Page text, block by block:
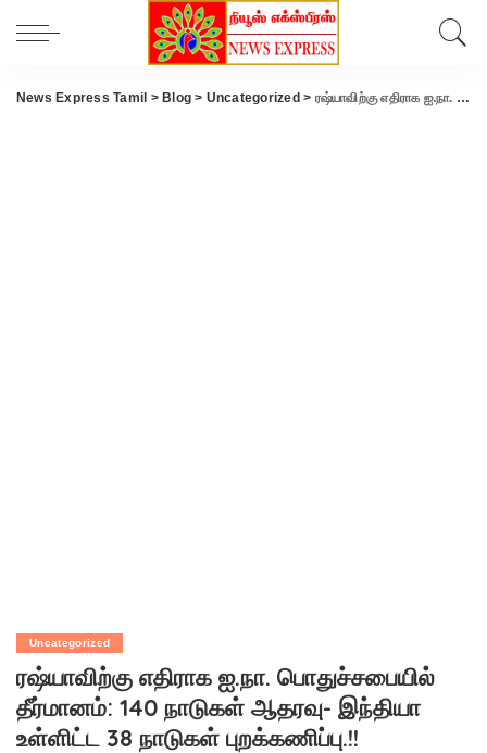
News Express Tamil > Blog > Uncategorized > ரஷ்யாவிற்கு எதிராக ஐ.நா. பொதுச்சபையில் தீர்மானம்: 140 நாடுகள் ஆதரவு- இந்தியா உள்ளிட்ட 38 நாடுகள் புறக்கணிப்பு.!!
Uncategorized
ரஷ்யாவிற்கு எதிராக ஐ.நா. பொதுச்சபையில்
தீர்மானம்: 140 நாடுகள் ஆதரவு- இந்தியா
உள்ளிட்ட 38 நாடுகள் புறக்கணிப்பு.!!